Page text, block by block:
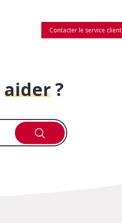
Contacter le service client
aider?